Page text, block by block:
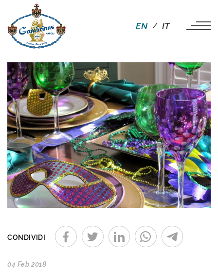
EN IT
CONDIVIDI
04 Feb 2018